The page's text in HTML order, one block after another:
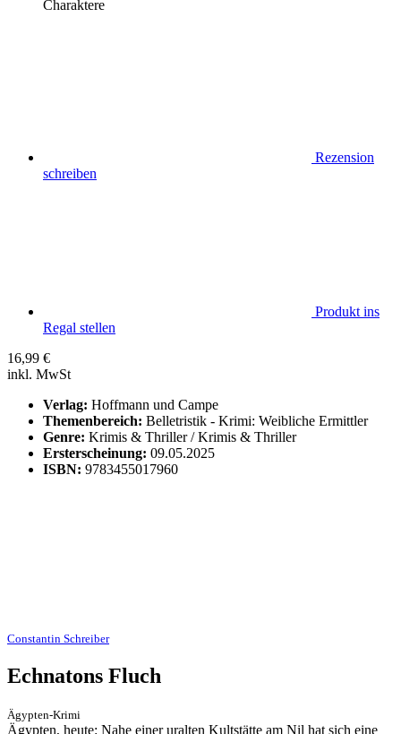
Charaktere
Rezension
schreiben
Produkt ins
Regal stellen
16,99 €
inkl. MwSt
Verlag: Hoffmann und Campe
Themenbereich: Belletristik - Krimi: Weibliche Ermittler
Genre: Krimis & Thriller / Krimis & Thriller
Ersterscheinung: 09.05.2025
ISBN: 9783455017960
Constantin Schreiber
Echnatons Fluch
Ägypten-Krimi
Ägypten, heute: Nahe einer uralten Kultstätte am Nil hat sich eine